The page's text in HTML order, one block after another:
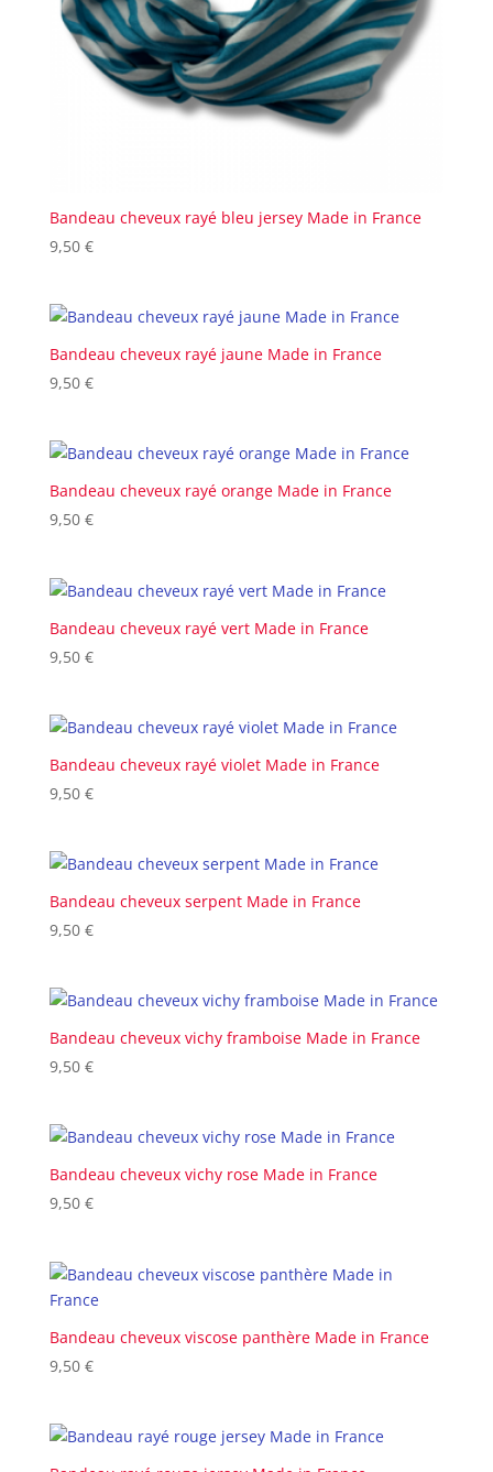
Bandeau cheveux rayé bleu jersey Made in France
9,50 €
Bandeau cheveux rayé jaune Made in France
9,50 €
Bandeau cheveux rayé orange Made in France
9,50 €
Bandeau cheveux rayé vert Made in France
9,50 €
Bandeau cheveux rayé violet Made in France
9,50 €
Bandeau cheveux serpent Made in France
9,50 €
Bandeau cheveux vichy framboise Made in France
9,50 €
Bandeau cheveux vichy rose Made in France
9,50 €
Bandeau cheveux viscose panthère Made in France
9,50 €